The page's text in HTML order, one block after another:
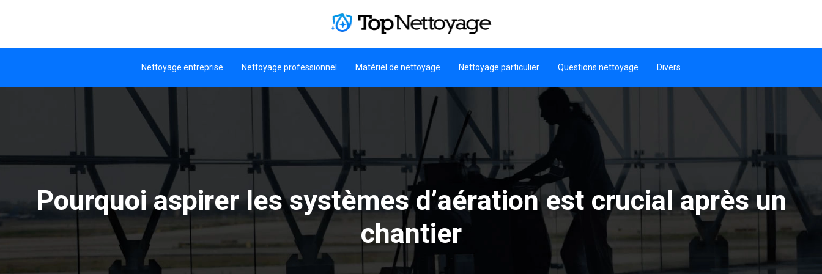
Nettoyage entreprise Nettoyage professionnel Matériel de nettoyage Nettoyage particulier Questions nettoyage Divers
Pourquoi aspirer les systèmes d’aération est crucial après un
chantier